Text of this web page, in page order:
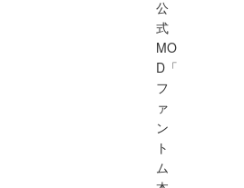
公
式
MO
D「
フ
ァ
ン
ト
ム